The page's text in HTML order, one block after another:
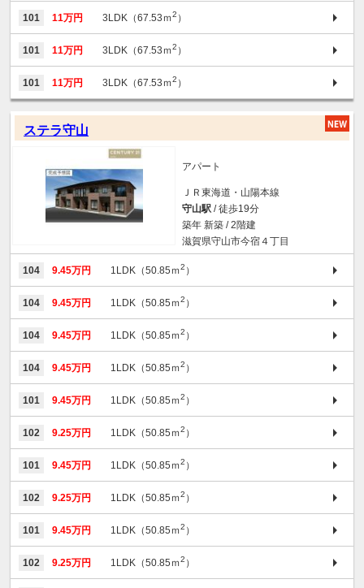
101 11万円 3LDK（67.53ｍ2 ）
101 11万円 3LDK（67.53ｍ2 ）
101 11万円 3LDK（67.53ｍ2 ）
ステラ守山
アパート
ＪＲ東海道・山陽本線
守山駅 / 徒歩19分
築年 新築 / 2階建
滋賀県守山市今宿４丁目
104 9.45万円 1LDK（50.85ｍ2 ）
104 9.45万円 1LDK（50.85ｍ2 ）
104 9.45万円 1LDK（50.85ｍ2 ）
104 9.45万円 1LDK（50.85ｍ2 ）
101 9.45万円 1LDK（50.85ｍ2 ）
102 9.25万円 1LDK（50.85ｍ2 ）
101 9.45万円 1LDK（50.85ｍ2 ）
102 9.25万円 1LDK（50.85ｍ2 ）
101 9.45万円 1LDK（50.85ｍ2 ）
102 9.25万円 1LDK（50.85ｍ2 ）